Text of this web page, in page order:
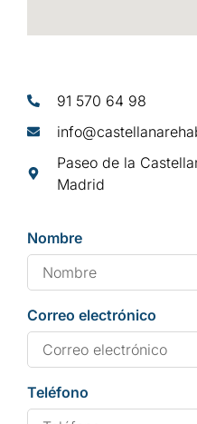
91 570 64 98
Paseo de la
Madrid
Nombre
Correo electrónico
Teléfono